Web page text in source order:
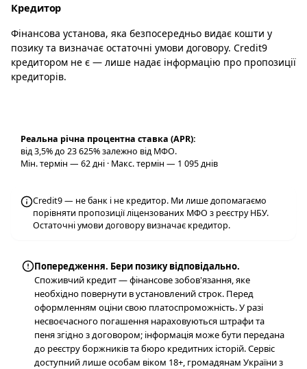
Кредитор
Фінансова установа, яка безпосередньо видає кошти у
позику та визначає остаточні умови договору. Credit9
кредитором не є — лише надає інформацію про пропозиції
кредиторів.
Реальна річна процентна ставка (APR):
від 3,5% до 23 625% залежно від МФО.
Мін. термін — 62 дні · Макс. термін — 1 095 днів
Credit9 — не банк і не кредитор. Ми лише допомагаємо
порівняти пропозиції ліцензованих МФО з реєстру НБУ.
Остаточні умови договору визначає кредитор.
Попередження. Бери позику відповідально.
Споживчий кредит — фінансове зобов'язання, яке
необхідно повернути в установлений строк. Перед
оформленням оціни свою платоспроможність. У разі
несвоєчасного погашення нараховуються штрафи та
пеня згідно з договором; інформація може бути передана
до реєстру боржників та бюро кредитних історій. Сервіс
доступний лише особам віком 18+, громадянам України з